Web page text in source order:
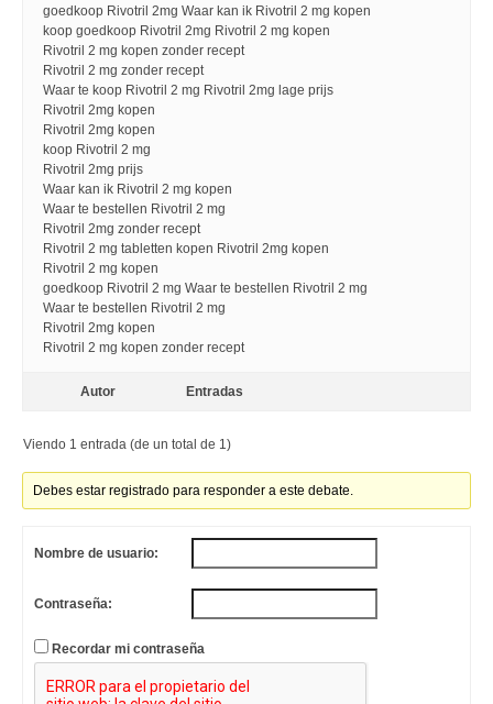
goedkoop Rivotril 2mg Waar kan ik Rivotril 2 mg kopen
koop goedkoop Rivotril 2mg Rivotril 2 mg kopen
Rivotril 2 mg kopen zonder recept
Rivotril 2 mg zonder recept
Waar te koop Rivotril 2 mg Rivotril 2mg lage prijs
Rivotril 2mg kopen
Rivotril 2mg kopen
koop Rivotril 2 mg
Rivotril 2mg prijs
Waar kan ik Rivotril 2 mg kopen
Waar te bestellen Rivotril 2 mg
Rivotril 2mg zonder recept
Rivotril 2 mg tabletten kopen Rivotril 2mg kopen
Rivotril 2 mg kopen
goedkoop Rivotril 2 mg Waar te bestellen Rivotril 2 mg
Waar te bestellen Rivotril 2 mg
Rivotril 2mg kopen
Rivotril 2 mg kopen zonder recept
Autor Entradas
Viendo 1 entrada (de un total de 1)
Debes estar registrado para responder a este debate.
Nombre de usuario:
Contraseña:
Recordar mi contraseña